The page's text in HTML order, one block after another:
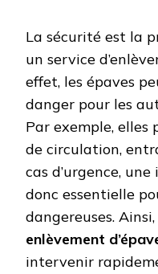
La sécurité est la
un service
effet, les épaves
danger pour les
Par exemple, elles
de circulation,
cas d’urgence,
donc essentielle
dangereuses.
enlèvement
intervenir